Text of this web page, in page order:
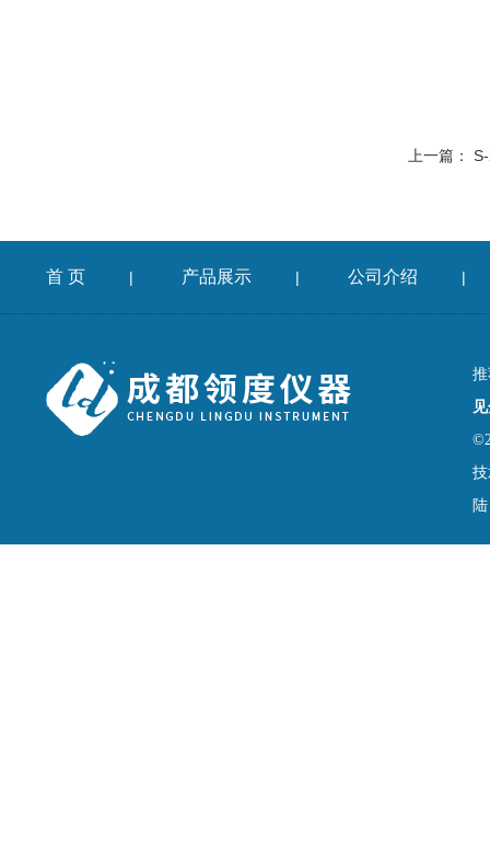
上一篇：
首 页 | 产品展示 | 公司介绍 |
陆